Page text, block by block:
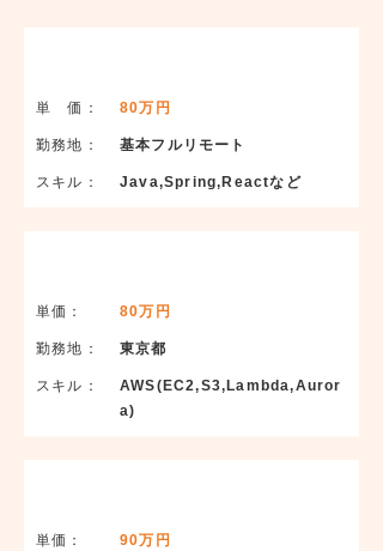
単 価： 80万円
勤務地：​ 基本フルリモート
​スキル： Java,Spring,Reactなど
単価： 80万円
勤務地：​ 東京都
​スキル：
AWS(EC2,S3,Lambda,Auror
a)
単価： 90万円